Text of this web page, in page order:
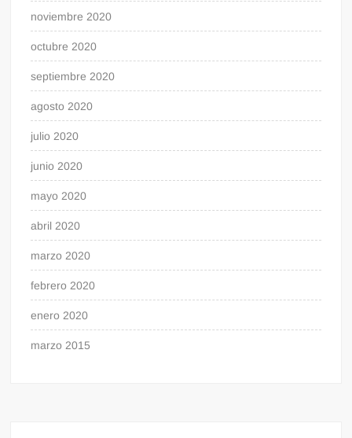
noviembre 2020
octubre 2020
septiembre 2020
agosto 2020
julio 2020
junio 2020
mayo 2020
abril 2020
marzo 2020
febrero 2020
enero 2020
marzo 2015